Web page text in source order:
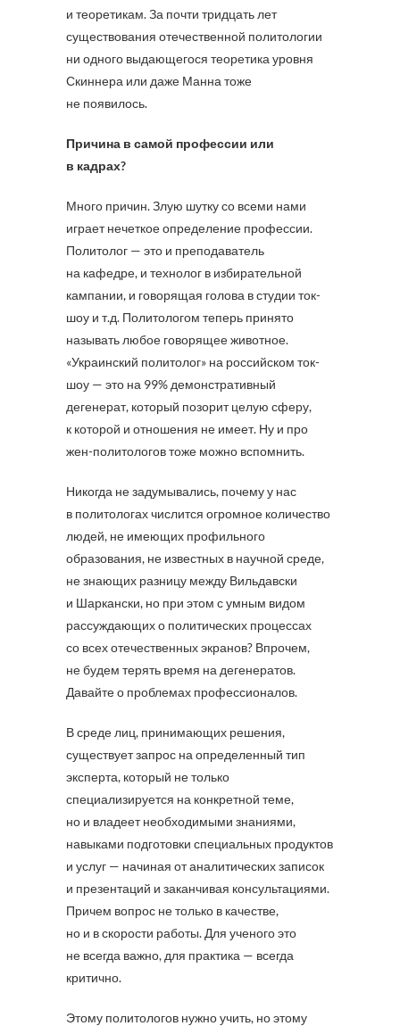
и теоретикам. За почти тридцать лет
существования отечественной политологии
ни одного выдающегося теоретика уровня
Скиннера или даже Манна тоже
не появилось.
Причина в самой профессии или
в кадрах?
Много причин. Злую шутку со всеми нами
играет нечеткое определение профессии.
Политолог — это и преподаватель
на кафедре, и технолог в избирательной
кампании, и говорящая голова в студии ток-
шоу и т.д. Политологом теперь принято
называть любое говорящее животное.
«Украинский политолог» на российском ток-
шоу — это на 99% демонстративный
дегенерат, который позорит целую сферу,
к которой и отношения не имеет. Ну и про
жен-политологов тоже можно вспомнить.
Никогда не задумывались, почему у нас
в политологах числится огромное количество
людей, не имеющих профильного
образования, не известных в научной среде,
не знающих разницу между Вильдавски
и Шаркански, но при этом с умным видом
рассуждающих о политических процессах
со всех отечественных экранов? Впрочем,
не будем терять время на дегенератов.
Давайте о проблемах профессионалов.
В среде лиц, принимающих решения,
существует запрос на определенный тип
эксперта, который не только
специализируется на конкретной теме,
но и владеет необходимыми знаниями,
навыками подготовки специальных продуктов
и услуг — начиная от аналитических записок
и презентаций и заканчивая консультациями.
Причем вопрос не только в качестве,
но и в скорости работы. Для ученого это
не всегда важно, для практика — всегда
критично.
Этому политологов нужно учить, но этому